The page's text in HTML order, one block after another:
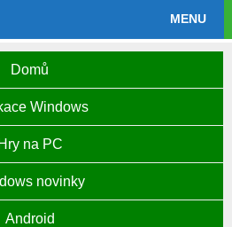
MENU
Domů
Windows
Hry na PC
novinky
Android